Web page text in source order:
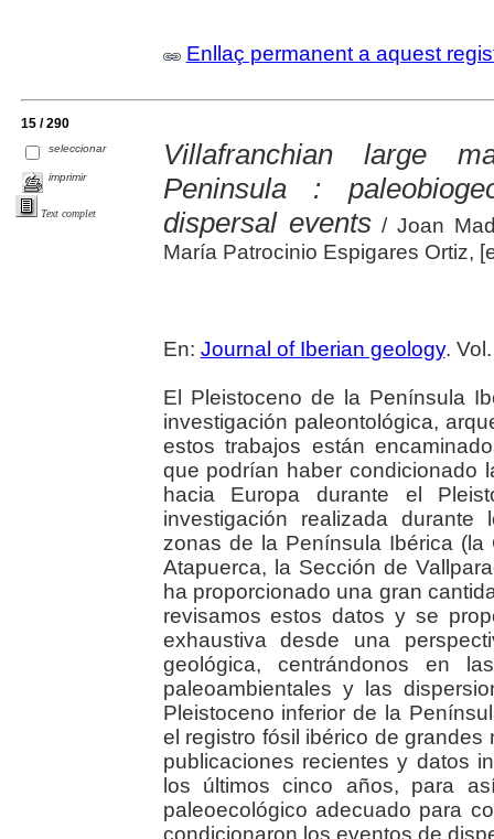
Enllaç permanent a aquest
15 / 290
seleccionar
imprimir
Text complet
Villafranchian large
Peninsula :
dispersal events/ Joan
María Patrocinio Espigares Ortiz,
En: Journal of Iberian geology.
El Pleistoceno de la Península
investigación paleontológica,
estos trabajos están
que podrían haber condicionado
hacia Europa durante el
investigación realizada
zonas de la Península Ibérica
Atapuerca, la Sección de
ha proporcionado una gran
revisamos estos datos y se
exhaustiva desde una
geológica, centrándonos en
paleoambientales y las
Pleistoceno inferior de la
el registro fósil ibérico de
publicaciones recientes y datos
los últimos cinco años, para
paleoecológico adecuado para
condicionaron los eventos de